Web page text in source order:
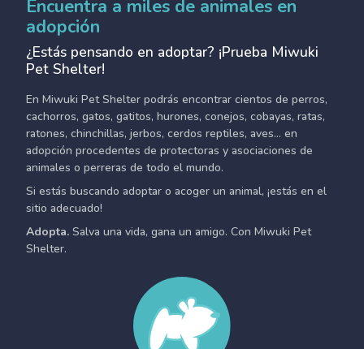
Encuentra a miles de animales en
adopción
¿Estás pensando en adoptar? ¡Prueba Miwuki
Pet Shelter!
En Miwuki Pet Shelter podrás encontrar cientos de perros,
cachorros, gatos, gatitos, hurones, conejos, cobayas, ratas,
ratones, chinchillas, jerbos, cerdos reptiles, aves... en
adopción procedentes de protectoras y asociaciones de
animales o perreras de todo el mundo.
Si estás buscando adoptar o acoger un animal, ¡estás en el
sitio adecuado!
Adopta. Salva una vida, gana un amigo. Con Miwuki Pet
Shelter.